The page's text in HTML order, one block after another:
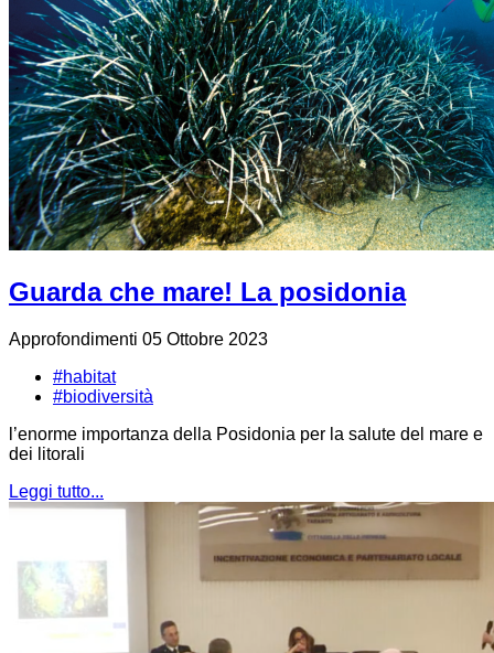
Guarda che mare! La posidonia
Approfondimenti 05 Ottobre 2023
#habitat
#biodiversità
l’enorme importanza della Posidonia per la salute del mare e
dei litorali
Leggi tutto...